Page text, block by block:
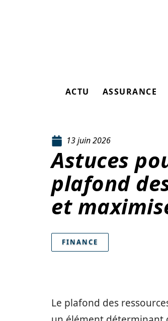
ACTU ASSURANCE
13 juin 2026
Astuces
plafond
et
FINANCE
Le plafond des